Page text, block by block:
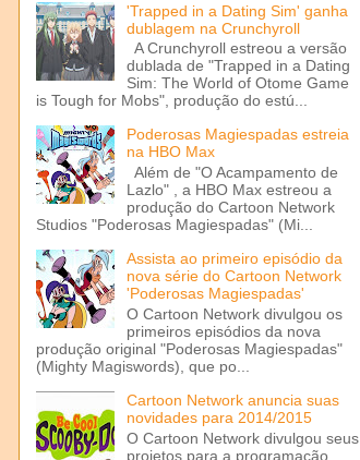
'Trapped in a Dating Sim' ganha
dublagem na Crunchyroll
A Crunchyroll estreou a versão
dublada de "Trapped in a Dating
Sim: The World of Otome Game
is Tough for Mobs", produção do estú...
Poderosas Magiespadas estreia
na HBO Max
Além de "O Acampamento de
Lazlo" , a HBO Max estreou a
produção do Cartoon Network
Studios "Poderosas Magiespadas" (Mi...
Assista ao primeiro episódio da
nova série do Cartoon Network
'Poderosas Magiespadas'
O Cartoon Network divulgou os
primeiros episódios da nova
produção original "Poderosas Magiespadas"
(Mighty Magiswords), que po...
Cartoon Network anuncia suas
novidades para 2014/2015
O Cartoon Network divulgou seus
projetos para a programação